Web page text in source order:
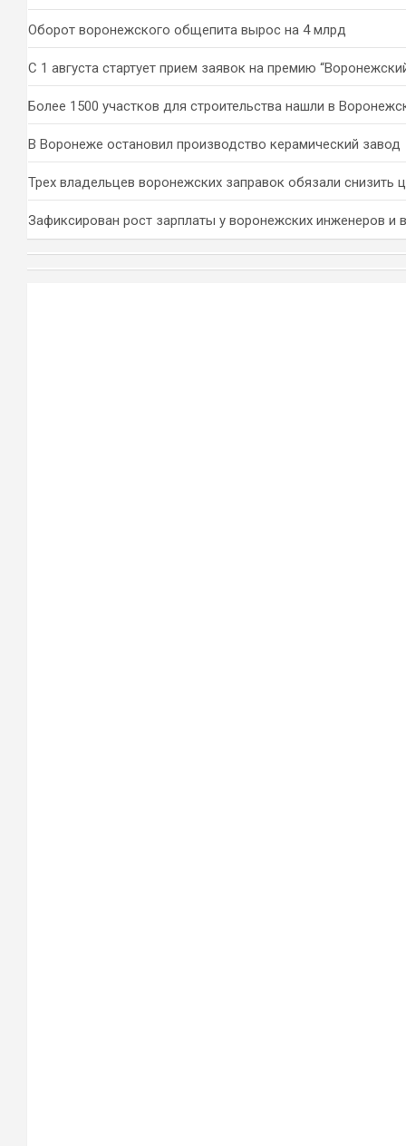
Оборот воронежского общепита вырос на 4 млрд
С 1 августа стартует прием заявок на премию
Более 1500 участков для строительства нашли в
В Воронеже остановил производство керамический завод
Трех владельцев воронежских заправок обязали снизить
Зафиксирован рост зарплаты у воронежских инженеров и